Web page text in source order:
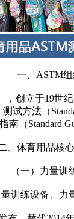
一、ASTM
创立于19
法（
（Standard
、体育用品核
（一）力量训
训练设备、